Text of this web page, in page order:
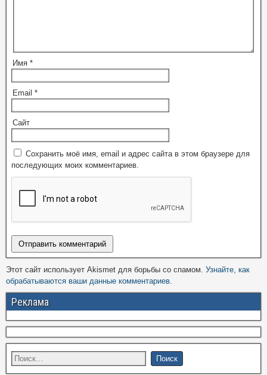
Имя *
Email *
Сайт
Сохранить моё имя, email и адрес сайта в этом браузере для
последующих моих комментариев.
Этот сайт использует Akismet для борьбы со спамом. Узнайте, как
обрабатываются ваши данные комментариев.
Реклама